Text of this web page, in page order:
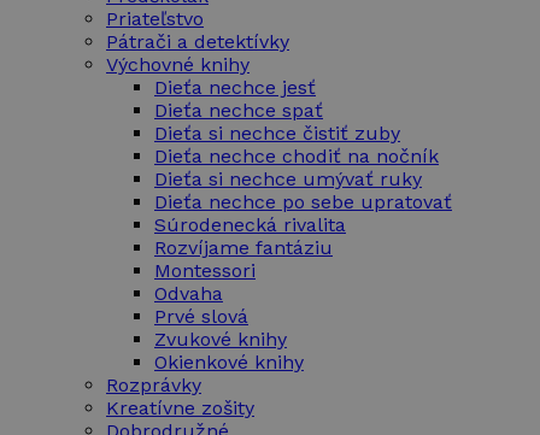
Priateľstvo
Pátrači a detektívky
Výchovné knihy
Dieťa nechce jesť
Dieťa nechce spať
Dieťa si nechce čistiť zuby
Dieťa nechce chodiť na nočník
Dieťa si nechce umývať ruky
Dieťa nechce po sebe upratovať
Súrodenecká rivalita
Rozvíjame fantáziu
Montessori
Odvaha
Prvé slová
Zvukové knihy
Okienkové knihy
Rozprávky
Kreatívne zošity